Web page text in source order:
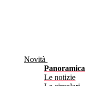
Novità
Panoramica
Le notizie